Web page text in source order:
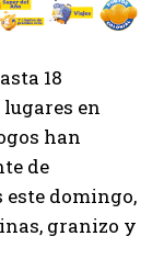
18
en
han
de
domingo,
granizo y